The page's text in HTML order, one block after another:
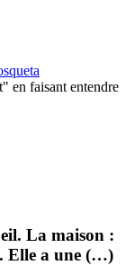
en faisant entendre
La maison :
Elle a une (…)